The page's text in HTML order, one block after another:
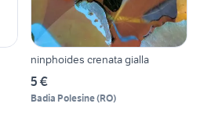
ninphoides crenata gialla
5 €
Badia Polesine(RO)